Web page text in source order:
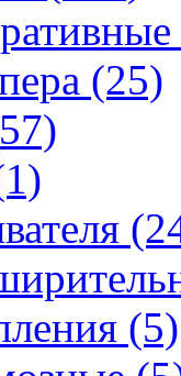
(25)
(5)